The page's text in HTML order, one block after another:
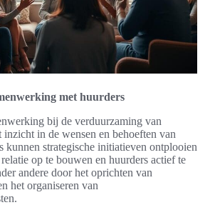
met huurders
bij de verduurzaming van
in de wensen en behoeften van
kunnen strategische initiatieven ontplooien
op te bouwen en huurders actief te
andere door het oprichten van
het organiseren van